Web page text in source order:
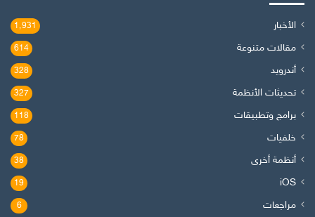
الأخبار 1٬931
مقالات متنوعة 614
أندرويد 328
تحديثات الأنظمة 327
برامج وتطبيقات 118
خلفيات 78
أنظمة أخرى 38
iOS
19
مراجعات 6